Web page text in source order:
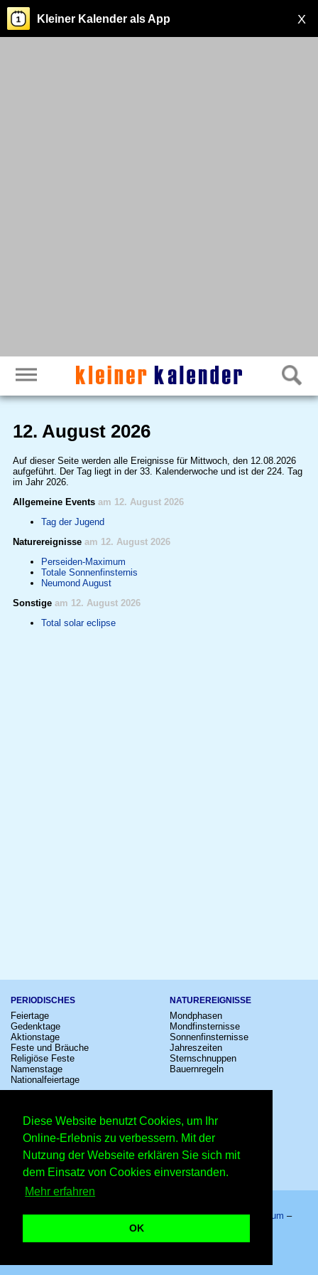
Diese Website benutzt Cookies, um Ihr
Online-Erlebnis zu verbessern. Mit der
Nutzung der Webseite erklären Sie sich mit
dem Einsatz von Cookies einverstanden.
Mehr erfahren
OK
X
Kleiner Kalender als App
12. August 2026
Auf dieser Seite werden alle Ereignisse für Mittwoch, den 12.08.2026
aufgeführt. Der Tag liegt in der 33. Kalenderwoche und ist der 224. Tag
im Jahr 2026.
Allgemeine Events am 12. August 2026
Tag der Jugend
Naturereignisse am 12. August 2026
Perseiden-Maximum
Totale Sonnenfinsternis
Neumond August
Sonstige am 12. August 2026
Total solar eclipse
PERIODISCHES
Feiertage
Gedenktage
Aktionstage
Feste und Bräuche
Religiöse Feste
Namenstage
Nationalfeiertage
NATUREREIGNISSE
Mondphasen
Mondfinsternisse
Sonnenfinsternisse
Jahreszeiten
Sternschnuppen
Bauernregeln
Kinostarts
Festivals
Großevents
Fußball
Comedy
Shows
Sternzeichen
Schalttage
Wahltage
Messen
Erinnerungen
Volksfeste
Startseite–Kalender–Lexikon–App–Sitemap–Impressum –
Datenschutzhinweis
12. August 2026 – Copyright © 2026 Kleiner Kalender